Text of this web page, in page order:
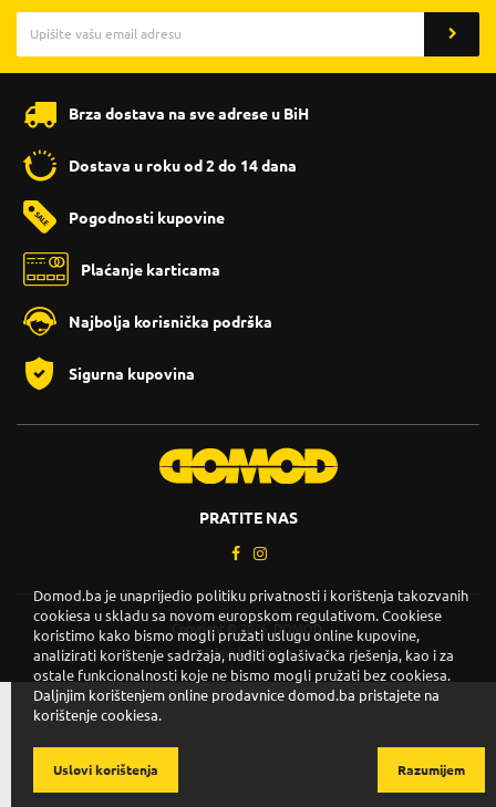
Brza dostava na sve adrese u BiH
Dostava u roku od 2 do 14 dana
Pogodnosti kupovine
Plaćanje karticama
Najbolja korisnička podrška
Sigurna kupovina
PRATITE NAS
Copyright © 2026. DOMOD.
Uslovi korištenja.
Domod.ba je unaprijedio politiku privatnosti i korištenja takozvanih
cookiesa u skladu sa novom europskom regulativom. Cookiese
koristimo kako bismo mogli pružati uslugu online kupovine,
analizirati korištenje sadržaja, nuditi oglašivačka rješenja, kao i za
ostale funkcionalnosti koje ne bismo mogli pružati bez cookiesa.
Daljnjim korištenjem online prodavnice domod.ba pristajete na
korištenje cookiesa.
Razumijem
Uslovi korištenja